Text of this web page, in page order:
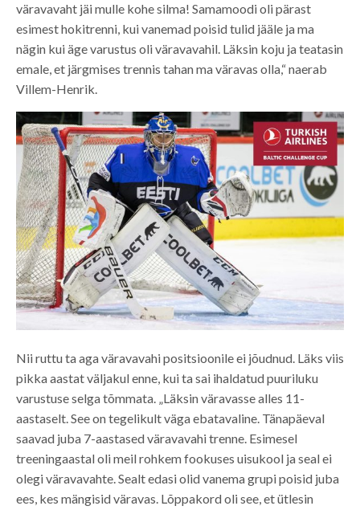
väravavaht jäi mulle kohe silma! Samamoodi oli pärast
esimest hokitrenni, kui vanemad poisid tulid jääle ja ma
nägin kui äge varustus oli väravavahil. Läksin koju ja teatasin
emale, et järgmises trennis tahan ma väravas olla,“ naerab
Villem-Henrik.
Nii ruttu ta aga väravavahi positsioonile ei jõudnud. Läks viis
pikka aastat väljakul enne, kui ta sai ihaldatud puuriluku
varustuse selga tõmmata. „Läksin väravasse alles 11-
aastaselt. See on tegelikult väga ebatavaline. Tänapäeval
saavad juba 7-aastased väravavahi trenne. Esimesel
treeningaastal oli meil rohkem fookuses uisukool ja seal ei
olegi väravavahte. Sealt edasi olid vanema grupi poisid juba
ees, kes mängisid väravas. Lõppakord oli see, et ütlesin